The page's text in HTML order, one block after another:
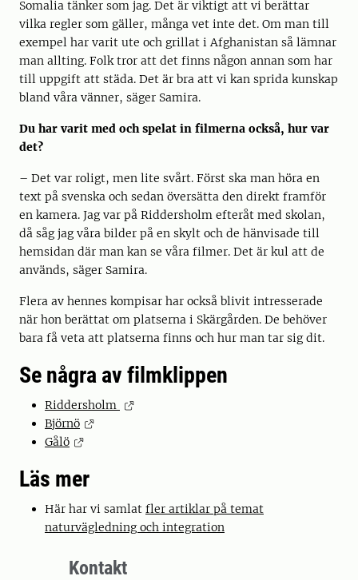
Somalia tänker som jag. Det är viktigt att vi berättar
vilka regler som gäller, många vet inte det. Om man till
exempel har varit ute och grillat i Afghanistan så lämnar
man allting. Folk tror att det finns någon annan som har
till uppgift att städa. Det är bra att vi kan sprida kunskap
bland våra vänner, säger Samira.
Du har varit med och spelat in filmerna också, hur var
det?
– Det var roligt, men lite svårt. Först ska man höra en
text på svenska och sedan översätta den direkt framför
en kamera. Jag var på Riddersholm efteråt med skolan,
då såg jag våra bilder på en skylt och de hänvisade till
hemsidan där man kan se våra filmer. Det är kul att de
används, säger Samira.
Flera av hennes kompisar har också blivit intresserade
när hon berättat om platserna i Skärgården. De behöver
bara få veta att platserna finns och hur man tar sig dit.
Se några av filmklippen
Riddersholm
Björnö
Gålö
Läs mer
Här har vi samlat fler artiklar på temat
naturvägledning och integration
Kontakt